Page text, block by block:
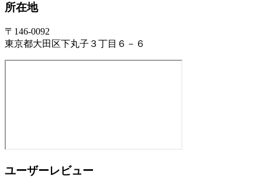
所在地
〒146-0092
東京都大田区下丸子３丁目６－６
ユーザーレビュー